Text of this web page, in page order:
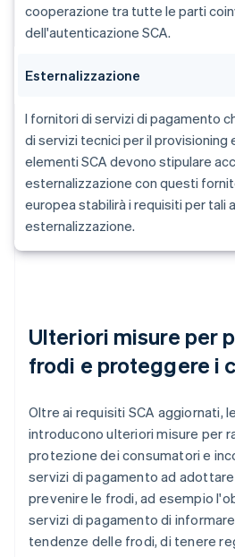
cooperazione tra tutte le parti
dell'autenticazione SCA.
Esternalizzazione
I fornitori di servizi di pagamento
di servizi tecnici per il provisioning
elementi SCA devono stipulare
esternalizzazione con questi
europea stabilirà i requisiti per tali
esternalizzazione.
Ulteriori misure per
frodi e proteggere i
Oltre ai requisiti SCA aggiornati,
introducono ulteriori misure per
protezione dei consumatori e
servizi di pagamento ad
prevenire le frodi, ad esempio
servizi di pagamento di
tendenze delle frodi, di tenere